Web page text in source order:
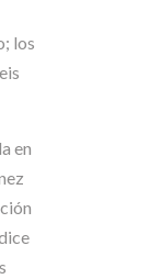
los
en